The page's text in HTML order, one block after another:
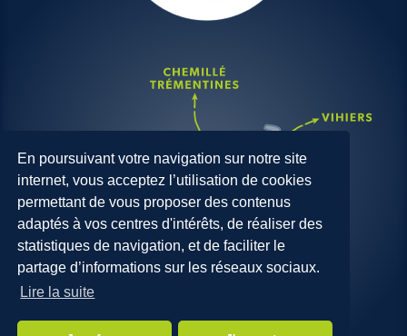
En poursuivant votre navigation sur notre site
internet, vous acceptez l’utilisation de cookies
permettant de vous proposer des contenus
adaptés à vos centres d'intérêts, de réaliser des
statistiques de navigation, et de faciliter le
partage d’informations sur les réseaux sociaux.
Lire la suite